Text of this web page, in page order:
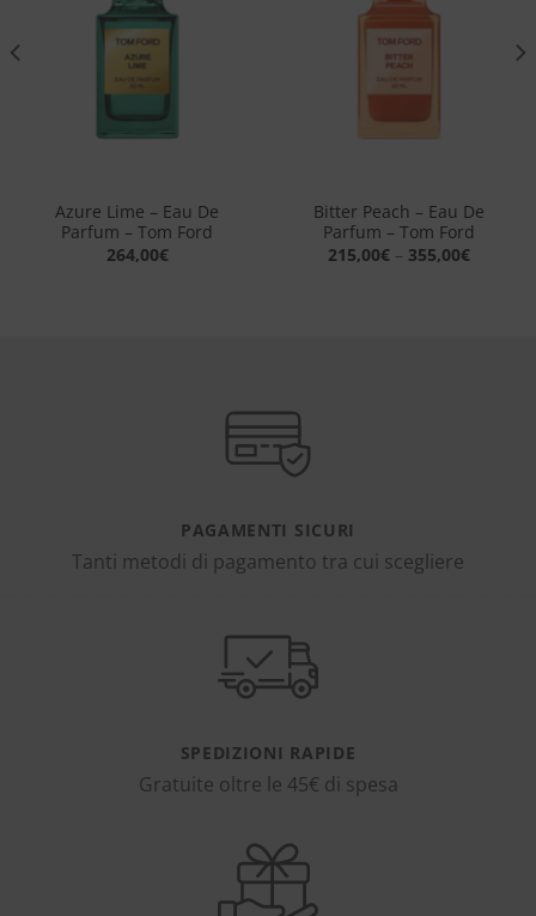
Azure Lime – Eau De
Parfum – Tom Ford
264,00€
Bitter Peach – Eau De
Parfum – Tom Ford
215,00€ – 355,00€
PAGAMENTI SICURI
Tanti metodi di pagamento tra cui scegliere
SPEDIZIONI RAPIDE
Gratuite oltre le 45€ di spesa